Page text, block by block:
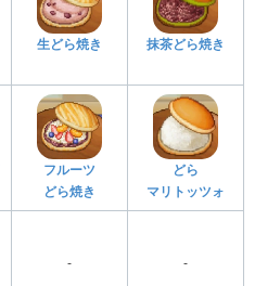
生どら焼き 抹茶どら焼き
フルーツ
どら焼き
どら
マリトッツォ
- -